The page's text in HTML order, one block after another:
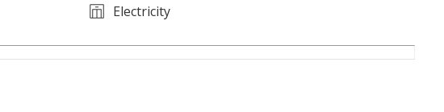
Electricity